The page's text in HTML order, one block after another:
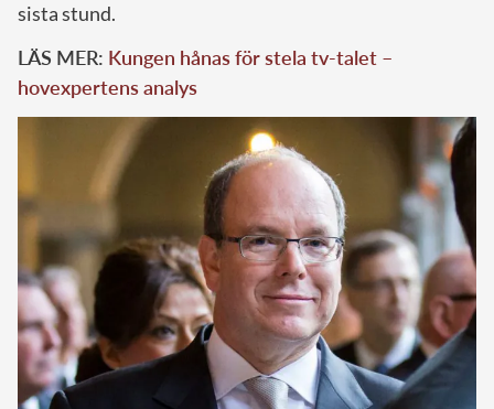
sista stund.
LÄS MER: Kungen hånas för stela tv-talet –
hovexpertens analys